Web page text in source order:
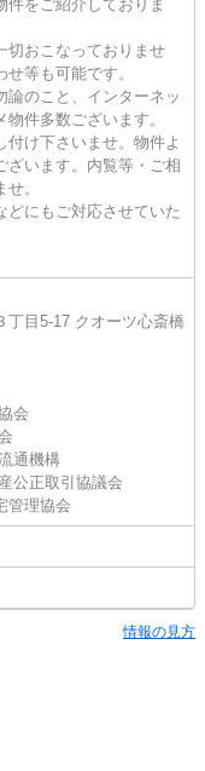
件をご紹介しておりま
切おこなっておりませ
等も可能です。
論のこと、インターネッ
件多数ございます。
付け下さいませ。物件よ
ざいます。内覧等・ご相
。
どにもご対応させていた
丁目5-17 クオーツ心斎橋
会
通機構
公正取引協議会
管理協会
情報の見方